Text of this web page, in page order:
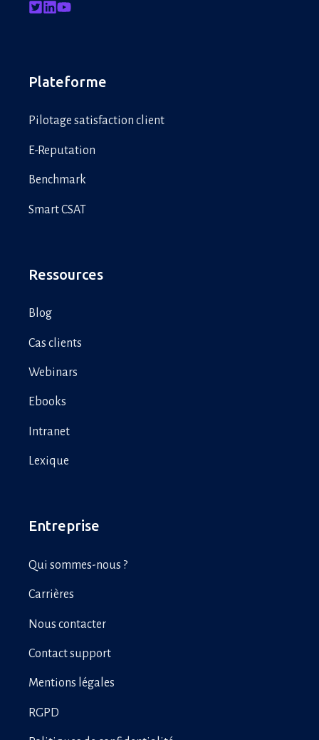
Plateforme
Pilotage satisfaction client
E-Reputation
Benchmark
Smart CSAT
Ressources
Blog
Cas clients
Webinars
Ebooks
Intranet
Lexique
Entreprise
Qui sommes-nous ?
Carrières
Nous contacter
Contact support
Mentions légales
RGPD